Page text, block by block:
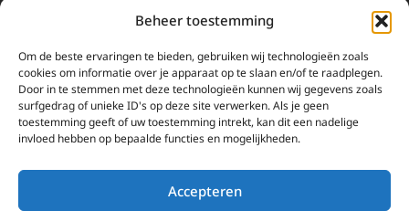
Beheer toestemming
Om de beste ervaringen te bieden, gebruiken wij technologieën zoals
cookies om informatie over je apparaat op te slaan en/of te raadplegen.
Door in te stemmen met deze technologieën kunnen wij gegevens zoals
surfgedrag of unieke ID's op deze site verwerken. Als je geen
toestemming geeft of uw toestemming intrekt, kan dit een nadelige
invloed hebben op bepaalde functies en mogelijkheden.
Accepteren
EWTN-Team
Organisatiegegevens
Doneren
EWTN wordt uitsluitend gefinancierd door uw donaties.
Wij ontvangen bewust geen advertentie-inkomsten of